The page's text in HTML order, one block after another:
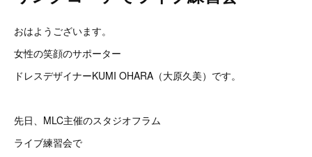
おはようございます。
女性の笑顔のサポーター
ドレスデザイナーKUMI OHARA（大原久美）です。
先日、MLC主催のスタジオフラム
ライブ練習会で